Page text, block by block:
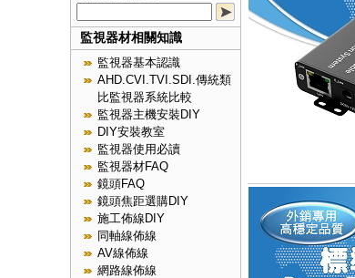
監視器材相關知識
監視器基本認識
AHD.CVI.TVI.SDI.傳統類
比監視器系統比較
監視器主機安裝DIY
DIY安裝教室
監視器使用必讀
監視器材FAQ
鏡頭FAQ
鏡頭焦距選購DIY
施工佈線DIY
同軸線佈線
AV線佈線
網路線佈線